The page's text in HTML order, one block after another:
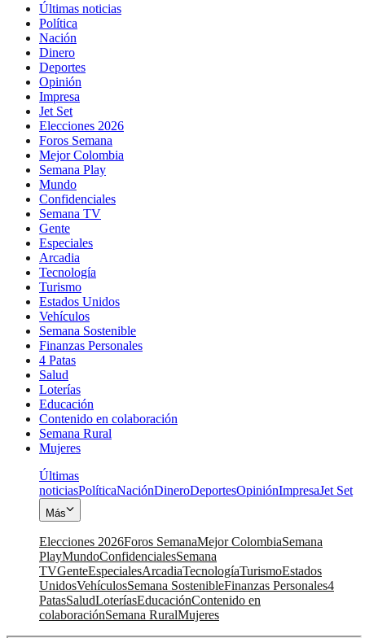
Últimas noticias
Política
Nación
Dinero
Deportes
Opinión
Impresa
Jet Set
Elecciones 2026
Foros Semana
Mejor Colombia
Semana Play
Mundo
Confidenciales
Semana TV
Gente
Especiales
Arcadia
Tecnología
Turismo
Estados Unidos
Vehículos
Semana Sostenible
Finanzas Personales
4 Patas
Salud
Loterías
Educación
Contenido en colaboración
Semana Rural
Mujeres
Últimas
noticiasPolíticaNaciónDineroDeportesOpiniónImpresaJet Set
Más
Elecciones 2026Foros SemanaMejor ColombiaSemana
PlayMundoConfidencialesSemana
TVGenteEspecialesArcadiaTecnologíaTurismoEstados
UnidosVehículosSemana SostenibleFinanzas Personales4
PatasSaludLoteríasEducaciónContenido en
colaboraciónSemana RuralMujeres